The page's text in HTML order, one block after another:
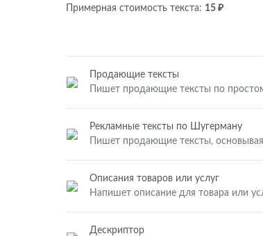
Примерная стоимость текста: 15 ₽
Продающие тексты
Пишет продающие тексты по
Рекламные тексты по Шугерману
Пишет продающие тексты,
Описания товаров или услуг
Напишет описание для товара или
Дескриптор